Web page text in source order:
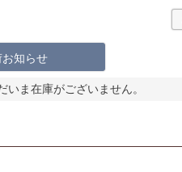
知らせ
ま在庫がございません。